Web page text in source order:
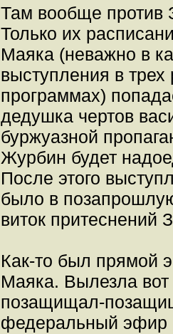
Там вообще против
Только их
Маяка (неважно в
выступления в
программах)
дедушка чертов
буржуазной
Журбин будет
После этого
было в
виток притеснений
Как-то был прямой
Маяка. Вылезла
позащищал-
федеральный